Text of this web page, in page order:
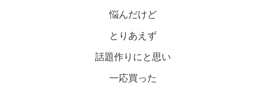
悩んだけど
とりあえず
話題作りにと思い
一応買った